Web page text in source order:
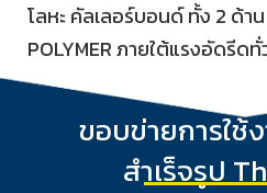
โลหะ คัลเลอร์บอนด์ ทั้ง 2 ด้า
POLYMER ภายใต้แรงอัดรีด
ขอบข่ายการใช้
สำเร็จรูป